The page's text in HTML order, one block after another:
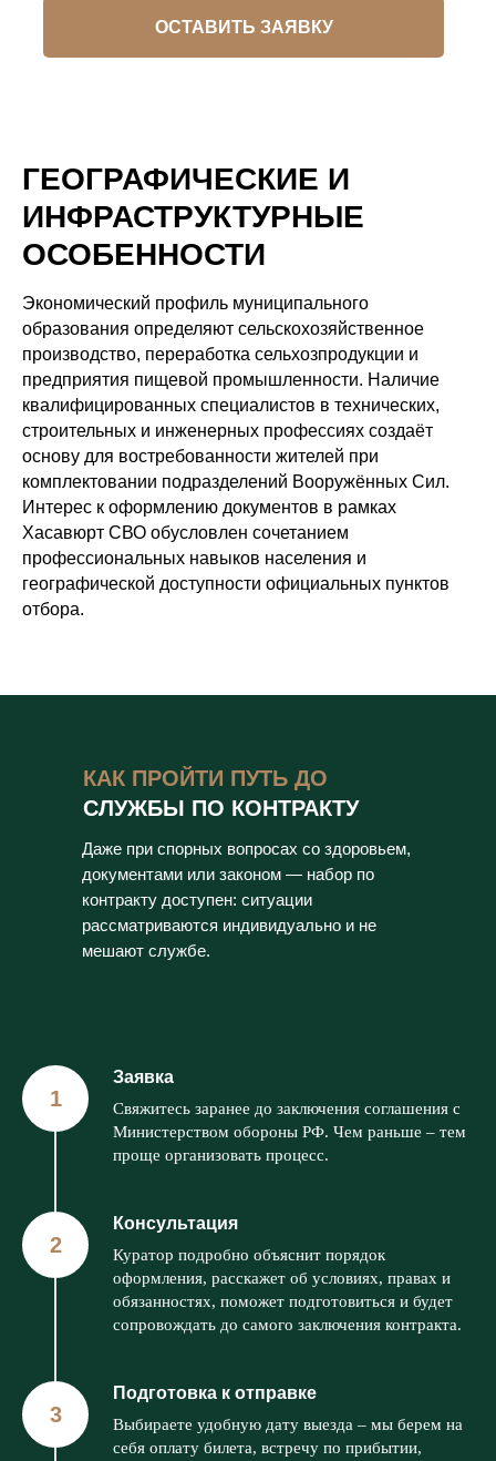
ОСТАВИТЬ ЗАЯВКУ
ГЕОГРАФИЧЕСКИЕ И
ИНФРАСТРУКТУРНЫЕ
ОСОБЕННОСТИ
Экономический профиль муниципального
образования определяют сельскохозяйственное
производство, переработка сельхозпродукции и
предприятия пищевой промышленности. Наличие
квалифицированных специалистов в технических,
строительных и инженерных профессиях создаёт
основу для востребованности жителей при
комплектовании подразделений Вооружённых Сил.
Интерес к оформлению документов в рамках
Хасавюрт СВО обусловлен сочетанием
профессиональных навыков населения и
географической доступности официальных пунктов
отбора.
КАК ПРОЙТИ ПУТЬ ДО
СЛУЖБЫ ПО КОНТРАКТУ
Даже при спорных вопросах со здоровьем,
документами или законом — набор по
контракту доступен: ситуации
рассматриваются индивидуально и не
мешают службе.
Заявка
Свяжитесь заранее до заключения соглашения с
Министерством обороны РФ. Чем раньше – тем
проще организовать процесс.
Консультация
Куратор подробно объяснит порядок
оформления, расскажет об условиях, правах и
обязанностях, поможет подготовиться и будет
сопровождать до самого заключения контракта.
Подготовка к отправке
Выбираете удобную дату выезда – мы берем на
себя оплату билета, встречу по прибытии,